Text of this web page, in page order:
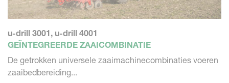
u-drill 3001, u-drill 4001
GEÏNTEGREERDE ZAAICOMBINATIE
De getrokken universele zaaimachinecombinaties voeren
zaaibedbereiding...